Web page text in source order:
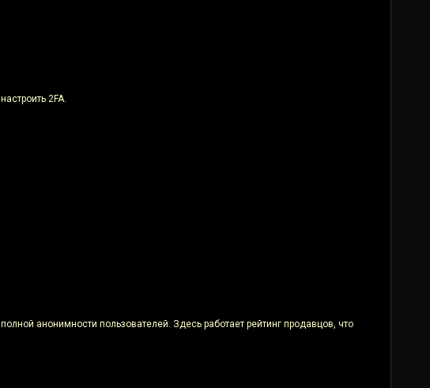
2FA.
анонимности пользователей. Здесь работает рейтинг продавцов, что